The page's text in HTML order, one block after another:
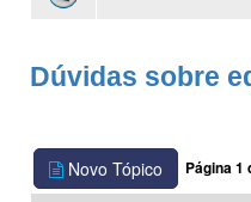
Dúvidas sobre
Novo Tópico Página1